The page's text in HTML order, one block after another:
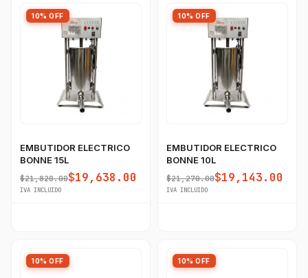
10% OFF
EMBUTIDOR ELECTRICO
BONNE 15L
$21,820.00$19,638.00
IVA INCLUIDO
10% OFF
EMBUTIDOR ELECTRICO
BONNE 10L
$21,270.00$19,143.00
IVA INCLUIDO
10% OFF 10% OFF